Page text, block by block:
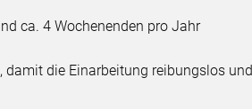
ca. 4 Wochenenden pro Jahr
damit die Einarbeitung reibungslos